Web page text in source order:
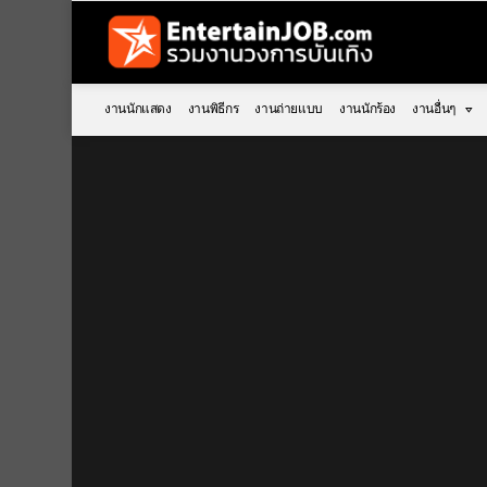
งานนักแสดง งานพิธีกร งานถ่ายแบบ งานนักร้อง งานอื่นๆ